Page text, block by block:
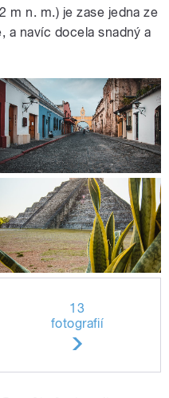
m n. m.) je zase jedna ze
a navíc docela snadný a
13
fotografií